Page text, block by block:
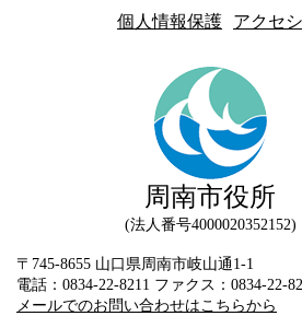
個人情報保護
アクセ
周南市役所
法人番号4000020352152
〒745-8655 山口県周南市岐山通1-1
電話：0834-22-8211 ファクス：0834-22-
メールでのお問い合わせはこちらから